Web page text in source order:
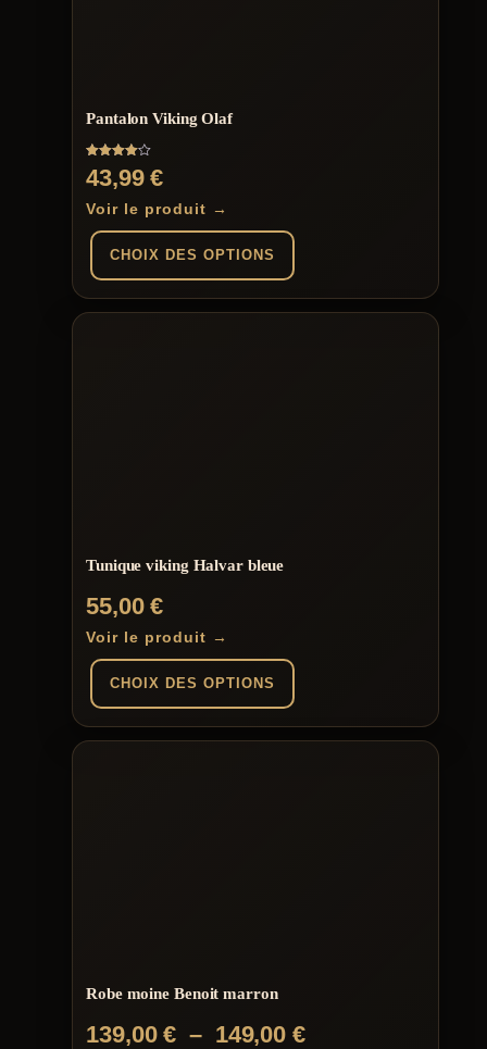
Pantalon Viking Olaf
Note
4.00
sur 5
43,99€
Voir le produit →
CHOIX DES OPTIONS
produit
duTunique viking Halvar bleue
55,00€
Voir le produit →
CHOIX DES OPTIONS
produit
duRobe moine Benoit marron
139,00€ – 149,00€Plage